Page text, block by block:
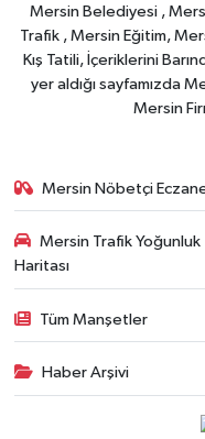
Mersin Belediyesi ,
Trafik , Mersin Eğitim,
Kış Tatili, İçeriklerini
yer aldığı sayfamızda
Mersin
Mersin Nöbetçi
Mersin Trafik Yoğunluk
Haritası
Tüm Manşetler
Haber Arşivi